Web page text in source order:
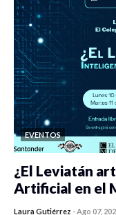
EVENTOS
¿El Leviatán
Artificial en el
Laura Gutiérrez -Ago 07,